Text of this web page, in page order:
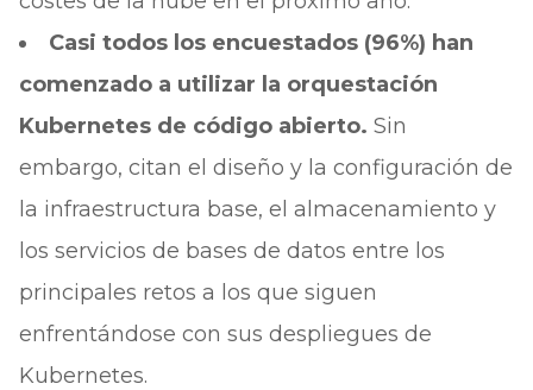
Casi todos los encuestados (96%) han
comenzado a utilizar la orquestación
Kubernetes de código abierto. Sin
embargo, citan el diseño y la configuración de
la infraestructura base, el almacenamiento y
los servicios de bases de datos entre los
principales retos a los que siguen
enfrentándose con sus despliegues de
Kubernetes.